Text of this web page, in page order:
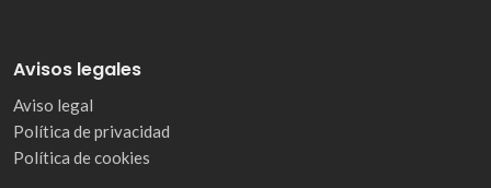
Avisos legales
Aviso legal
Política de privacidad
Política de cookies